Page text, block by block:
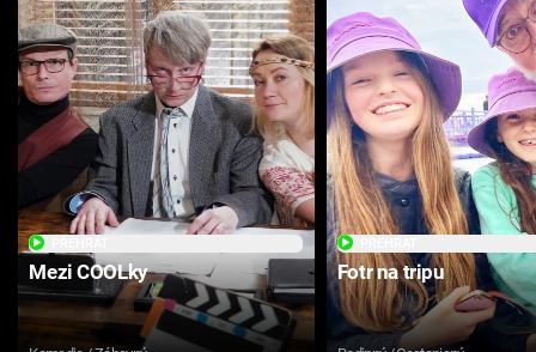
Mezi COOLky Fotr na tripu